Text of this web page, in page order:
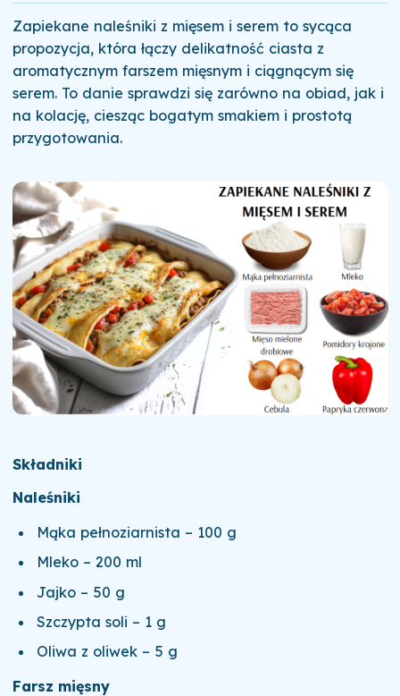
Zapiekane naleśniki z mięsem i serem to sycąca
propozycja, która łączy delikatność ciasta z
aromatycznym farszem mięsnym i ciągnącym się
serem. To danie sprawdzi się zarówno na obiad, jak i
na kolację, ciesząc bogatym smakiem i prostotą
przygotowania.
Składniki
Naleśniki
Mąka pełnoziarnista – 100 g
Mleko – 200 ml
Jajko – 50 g
Szczypta soli – 1 g
Oliwa z oliwek – 5 g
Farsz mięsny